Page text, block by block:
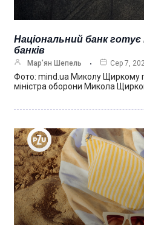
Національний банк готує
банків
Мар’ян Шепель Сер 7,
Фото: mind.ua Миколу Щиркому
міністра оборони Микола